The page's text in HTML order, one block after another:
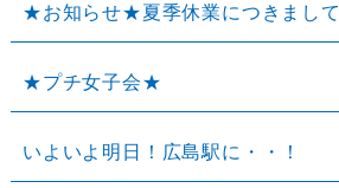
★お知らせ★夏季休業につきまして
★プチ女子会★
いよいよ明日！広島駅に・・！